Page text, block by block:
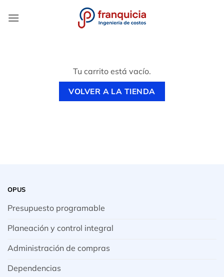
Tu carrito está vacío.
VOLVER A LA TIENDA
OPUS
Presupuesto programable
Planeación y control integral
Administración de compras
Dependencias